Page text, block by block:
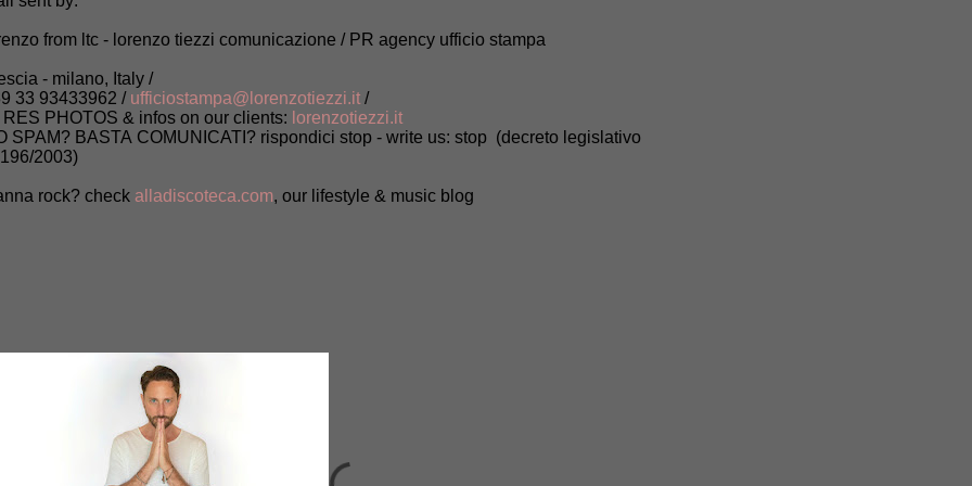
from ltc - lorenzo tiezzi comunicazione / PR agency ufficio stampa
- milano, Italy /
33 93433962 / ufficiostampa@lorenzotiezzi.it /
RES PHOTOS & infos on our clients: lorenzotiezzi.it
SPAM? BASTA COMUNICATI? rispondici stop - write us: stop (decreto legislativo
2003)
rock? check alladiscoteca.com, our lifestyle & music blog